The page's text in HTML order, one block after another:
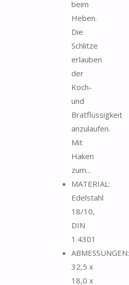
beim
Heben.
Die
Schlitze
erlauben
der
Koch-
und
Bratflüssigkeit
anzulaufen.
Mit
Haken
zum...
MATERIAL:
Edelstahl
18/10,
DIN
1.4301
ABMESSUNGEN:
32,5 x
18,0 x